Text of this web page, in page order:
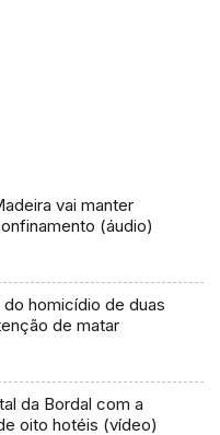
vai manter
(áudio)
homicídio de duas
de matar
da Bordal com a
oito hotéis (vídeo)